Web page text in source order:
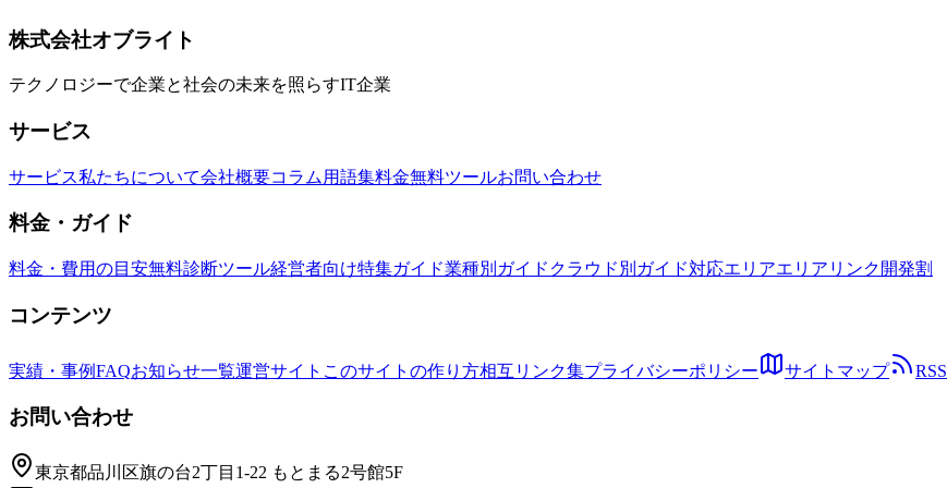
i18n
国際化 多言語対応
株式会社オブライト
テクノロジーで企業と社会の未来を照らすIT企業
サービス
サービス私たちについて会社概要コラム 用語集料金無料ツールお問い合わせ
料金・ガイド
料金・費用の目安無料診断ツール経営者向け特集ガイド業種別ガイド クラウド別ガイド対応エリアエリアリンク開発割
コンテンツ
実績・事例FAQお知らせ一覧運営サイト このサイトの作り方相互リンク集プライバシーポリシー サイトマップ RSS
お問い合わせ
東京都品川区旗の台2丁目1-22 もとまる2号館5F